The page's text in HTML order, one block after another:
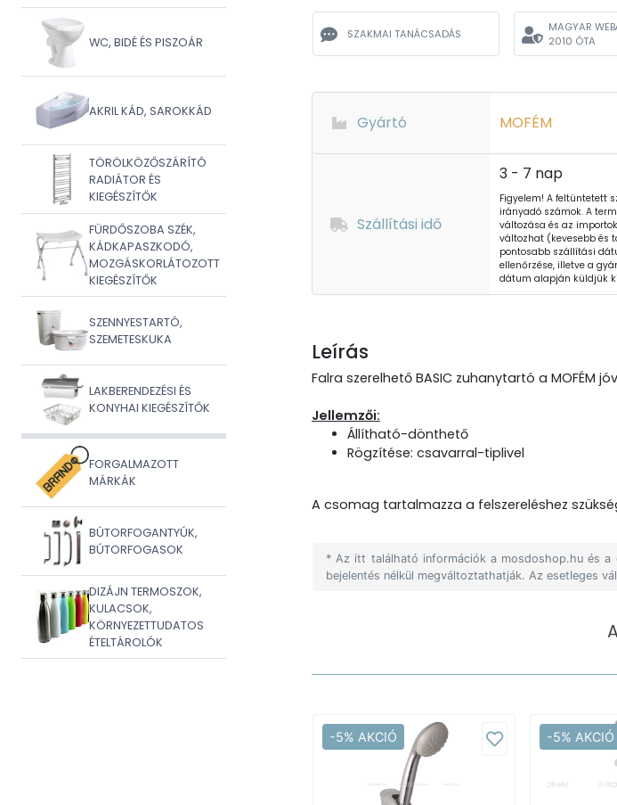
WC, BIDÉ ÉS PISZOÁR
AKRIL KÁD, SAROKKÁD
TÖRÖLKÖZŐSZÁRÍTÓ
RADIÁTOR ÉS
KIEGÉSZÍTŐK
FÜRDŐSZOBA SZÉK,
KÁDKAPASZKODÓ,
MOZGÁSKORLÁTOZOTT
KIEGÉSZÍTŐK
SZENNYESTARTÓ,
SZEMETESKUKA
LAKBERENDEZÉSI ÉS
KONYHAI KIEGÉSZÍTŐK
FORGALMAZOTT
MÁRKÁK
BÚTORFOGANTYÚK,
BÚTORFOGASOK
DIZÁJN TERMOSZOK,
KULACSOK,
KÖRNYEZETTUDATOS
ÉTELTÁROLÓK
SZAKMAI TANÁCSADÁS
MAGYAR
2010 ÓTA
Gyártó MOFÉM
Szállítási idő
3 - 7 nap
Figyelem! A feltüntetett
irányadó számok. A
változása és az
változhat (kevesebb és
pontosabb szállítási
ellenőrzése, illetve a
dátum alapján küldjük
Leírás
Falra szerelhető BASIC zuhanytartó a MOFÉM
Jellemzői:
Állítható-dönthető
Rögzítése: csavarral-tiplivel
A csomag tartalmazza a felszereléshez
* Az itt található információk a mosdoshop.hu és
bejelentés nélkül megváltoztathatják. Az esetleges
-5% AKCIÓ -5% AKCIÓ